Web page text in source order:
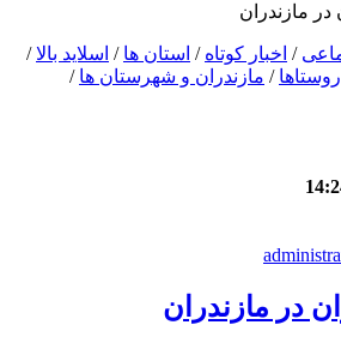
مازندران
/ اخبار کوتاه / استان ها / اسلاید بالا/
روستاها / مازندران و شهرستان ها /
در مازندران